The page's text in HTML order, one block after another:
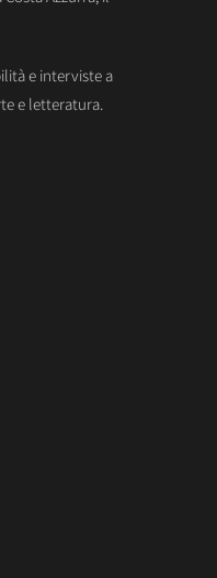
e interviste a
e letteratura.